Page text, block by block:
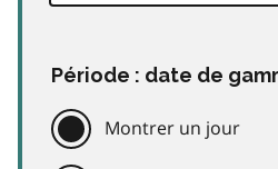
Période : date de
Montrer un jour